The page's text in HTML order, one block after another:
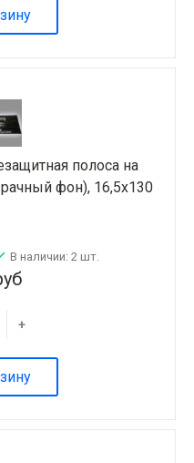
полоса на
фон), 16,5х130
В наличии: 2 шт.
+